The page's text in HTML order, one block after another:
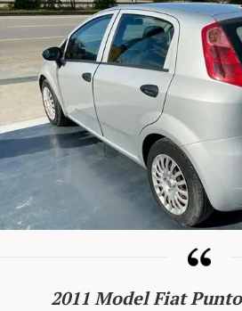
2011 Model Fiat